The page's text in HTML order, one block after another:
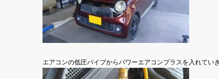
エアコンの低圧パイプからパワーエアコンプラスを入れてい